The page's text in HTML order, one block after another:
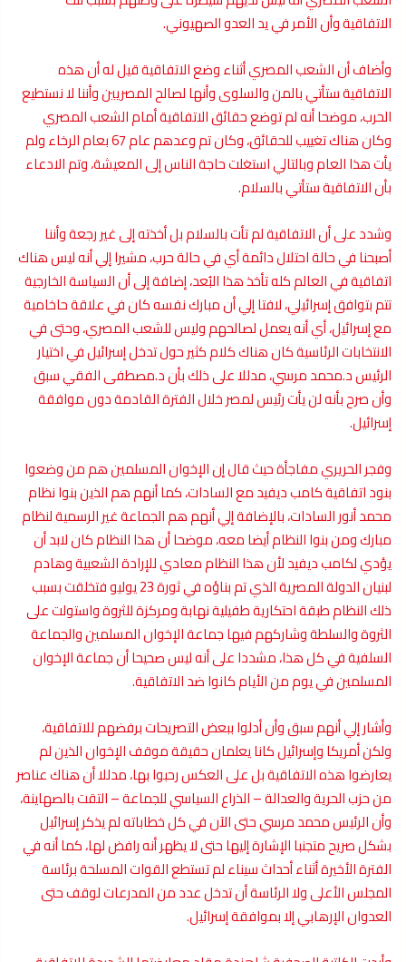
الاتفاقية وأن الأمر في يد العدو الصهيوني.
وأضاف أن الشعب المصري أثناء وضع الاتفاقية قيل له أن هذه
الاتفاقية ستأتي بالمن والسلوى وأنها لصالح المصريين وأننا لا نستطيع
الحرب، موضحا أنه لم توضع حقائق الاتفاقية أمام الشعب المصري
وكان هناك تغييب للحقائق، وكان تم وعدهم عام 67 بعام الرخاء ولم
يأت هذا العام وبالتالي استغلت حاجة الناس إلى المعيشة، وتم الادعاء
بأن الاتفاقية ستأتي بالسلام.
وشدد على أن الاتفاقية لم تأت بالسلام بل أخذته إلى غير رجعة وأننا
أصبحنا في حالة احتلال دائمة أي في حالة حرب، مشيرا إلي أنه ليس هناك
اتفاقية في العالم كله تأخذ هذا البُعد، إضافة إلى أن السياسة الخارجية
تتم بتوافق إسرائيلي، لافتا إلي أن مبارك نفسه كان في علاقة حاخامية
مع إسرائيل، أي أنه يعمل لصالحهم وليس للشعب المصري، وحتى في
الانتخابات الرئاسية كان هناك كلام كثير حول تدخل إسرائيل في اختيار
الرئيس د.محمد مرسي، مدللا على ذلك بأن د.مصطفى الفقي سبق
وأن صرح بأنه لن يأت رئيس لمصر خلال الفترة القادمة دون موافقة
إسرائيل.
وفجر الحريري مفاجأة حيث قال إن الإخوان المسلمين هم من وضعوا
بنود اتفاقية كامب ديفيد مع السادات، كما أنهم هم الذين بنوا نظام
محمد أنور السادات، بالإضافة إلي أنهم هم الجماعة غير الرسمية لنظام
مبارك ومن بنوا النظام أيضا معه، موضحا أن هذا النظام كان لابد أن
يؤدي لكامب ديفيد لأن هذا النظام معادي للإرادة الشعبية وهادم
لبنيان الدولة المصرية الذي تم بناؤه في ثورة 23 يوليو فتخلقت بسبب
ذلك النظام طبقة احتكارية طفيلية نهابة ومركزة للثروة واستولت على
الثروة والسلطة وشاركهم فيها جماعة الإخوان المسلمين والجماعة
السلفية في كل هذا، مشددا على أنه ليس صحيحا أن جماعة الإخوان
المسلمين في يوم من الأيام كانوا ضد الاتفاقية.
وأشار إلي أنهم سبق وأن أدلوا ببعض التصريحات برفضهم للاتفاقية،
ولكن أمريكا وإسرائيل كانا يعلمان حقيقة موقف الإخوان الذين لم
يعارضوا هذه الاتفاقية بل على العكس رحبوا بها، مدللا أن هناك عناصر
من حزب الحرية والعدالة – الذراع السياسي للجماعة – التقت بالصهاينة،
وأن الرئيس محمد مرسي حتى الآن في كل خطاباته لم يذكر إسرائيل
بشكل صريح متجنبا الإشارة إليها حتى لا يظهر أنه رافض لها، كما أنه في
الفترة الأخيرة أثناء أحداث سيناء لم تستطع القوات المسلحة برئاسة
المجلس الأعلى ولا الرئاسة أن تدخل عدد من المدرعات لوقف حتى
العدوان الإرهابي إلا بموافقة إسرائيل.